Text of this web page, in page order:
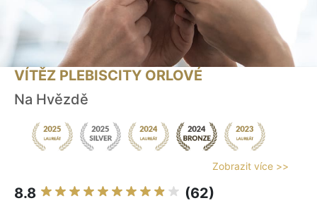
VÍTĚZ PLEBISCITY ORLOVÉ
Na Hvězdě
Zobrazit více >>
8.8 (62)